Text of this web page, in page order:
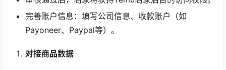
完善账户信息：填写公司信息、收款账户（如
Payoneer、Paypal等）。
对接商品数据